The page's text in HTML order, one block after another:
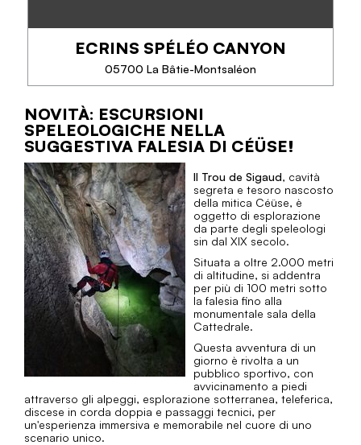
TELEFONO
SAPERNE DI PIÙ
ECRINS SPÉLÉO CANYON
05700 La Bâtie-Montsaléon
ECRINS SPÉLÉO CANYON
du Dévoluy, proches de Gap, nous vous invitons à
une expérience inoubliable de découverte de la
spéléologie et du canyoning, dans des...
TELEFONO
SAPERNE DI PIÙ
NOVITÀ: ESCURSIONI
SPELEOLOGICHE NELLA
SUGGESTIVA FALESIA DI CÉÜSE!
Il Trou de Sigaud, cavità
segreta e tesoro nascosto
della mitica Céüse, è
oggetto di esplorazione
da parte degli speleologi
sin dal XIX secolo.
Situata a oltre 2.000 metri
di altitudine, si addentra
per più di 100 metri sotto
la falesia fino alla
monumentale sala della
Cattedrale.
Questa avventura di un
giorno è rivolta a un
pubblico sportivo, con
avvicinamento a piedi
attraverso gli alpeggi, esplorazione sotterranea, teleferica,
discese in corda doppia e passaggi tecnici, per
un'esperienza immersiva e memorabile nel cuore di uno
scenario unico.